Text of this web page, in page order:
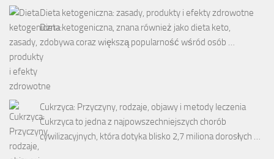
Dieta ketogeniczna: zasady, produkty i efekty zdrowotne
Dieta ketogeniczna, znana również jako dieta keto,
zdobywa coraz większą popularność wśród osób …
Cukrzyca: Przyczyny, rodzaje, objawy i metody leczenia
Cukrzyca to jedna z najpowszechniejszych chorób
cywilizacyjnych, która dotyka blisko 2,7 miliona dorosłych …